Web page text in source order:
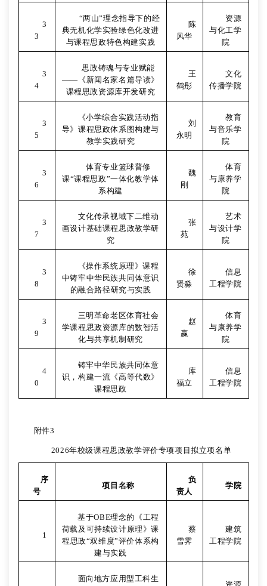
3
3
“两山”理念指导下的经
典无机化学实验绿色化改进
与课程思政特色构建实践
陈
风华
资源
与化工学
院
3
4
思政铸魂与专业赋能
——《新闻名家名篇导读》
课程思政资源库开发研究
王
鹤彤
文化
传播学院
3
5
《小学综合实践活动指
导》课程思政体系图构建与
教学实践研究
刘
永明
教育
与音乐学
院
3
6
体育专业篮球普修
课“课程思政”一体化教学体
系构建
魏
刚
体育
与康养学
院
3
7
文化传承视域下二维动
画设计基础课程思政教学研
究
张
苑
艺术
与设计学
院
3
8
《操作系统原理》课程
中铸牢中华民族共同体意识
的融合路径研究与实践
徐
贤淼
信息
工程学院
3
9
三明革命老区体育社会
学课程思政资源库的数智活
化与共享机制研究
赵
赢
体育
与康养学
院
4
0
铸牢中华民族共同体意
识，构建一流《高等代数》
课程思政
库
福立
信息
工程学院
附件3
2026年校级课程思政教学评价专项项目拟立项名单
序
号
项目名称
负
责人
学院
1
基于OBE理念的《工程
荷载及可持续设计原理》课
程思政“双维度”评价体系构
建与实践
蔡
雪霁
建筑
工程学院
面向地方应用型工科生